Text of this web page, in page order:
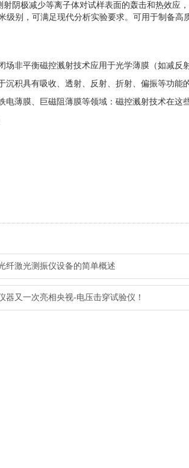
射阴极减少等离子体对试样表面的轰击和热效应
级别，可满足现代分析实验要求。可用于制备
场非平衡磁控溅射技术应用于光学薄膜（如减反
沉积具有吸收、透射、反射、折射、偏振等功
电薄膜、巨磁阻薄膜等领域：磁控溅射技术在这
纤激光测振仪设备的简单概述
器又一次亮相央视-电压击穿试验仪！